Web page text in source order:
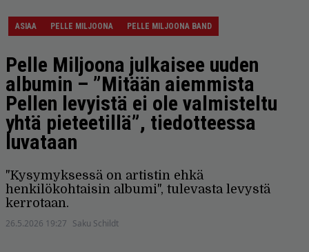
ASIAA PELLE MILJOONA PELLE MILJOONA BAND
Pelle Miljoona julkaisee uuden
albumin – ”Mitään aiemmista
Pellen levyistä ei ole valmisteltu
yhtä pieteetillä”, tiedotteessa
luvataan
"Kysymyksessä on artistin ehkä
henkilökohtaisin albumi", tulevasta levystä
kerrotaan.
26.5.2026 19:27 Saku Schildt